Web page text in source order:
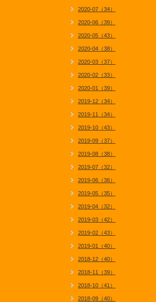
2020-07（34）
2020-06（39）
2020-05（43）
2020-04（38）
2020-03（37）
2020-02（33）
2020-01（39）
2019-12（34）
2019-11（34）
2019-10（43）
2019-09（37）
2019-08（38）
2019-07（32）
2019-06（36）
2019-05（35）
2019-04（32）
2019-03（42）
2019-02（43）
2019-01（40）
2018-12（40）
2018-11（39）
2018-10（41）
2018-09（40）